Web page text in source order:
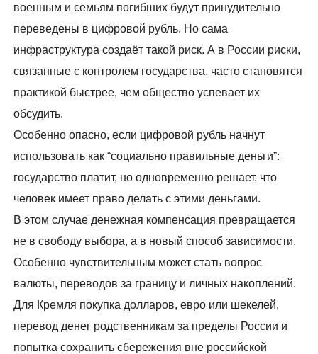
военным и семьям погибших будут принудительно
переведены в цифровой рубль. Но сама
инфраструктура создаёт такой риск. А в России риски,
связанные с контролем государства, часто становятся
практикой быстрее, чем общество успевает их
обсудить.
Особенно опасно, если цифровой рубль начнут
использовать как “социально правильные деньги”:
государство платит, но одновременно решает, что
человек имеет право делать с этими деньгами.
В этом случае денежная компенсация превращается
не в свободу выбора, а в новый способ зависимости.
Особенно чувствительным может стать вопрос
валюты, переводов за границу и личных накоплений.
Для Кремля покупка долларов, евро или шекелей,
перевод денег родственникам за пределы России и
попытка сохранить сбережения вне российской